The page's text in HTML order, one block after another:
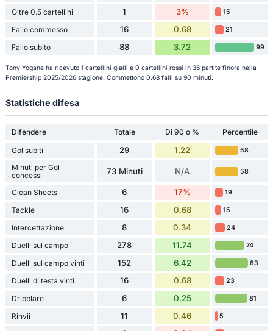
Oltre 0.5 cartellini 1 3% 15
Fallo commesso 16 0.68 21
Fallo subito 88 3.72 99
Tony Yogane ha ricevuto 1 cartellini gialli e 0 cartellini rossi in 36 partite finora nella
Premiership 2025/2026 stagione. Commettono 0.68 falli su 90 minuti.
Statistiche difesa
Difendere Totale Di 90 o %
Percentile
Gol subiti
29 1.22 58
Minuti per Gol
concessi
73 Minuti N/A 58
Clean Sheets 6 17% 19
Tackle 16 0.68 15
Intercettazione 8 0.34 24
Duelli sul campo 278 11.74 74
Duelli sul campo vinti 152 6.42 83
Duelli di testa vinti 16 0.68 23
Dribblare 6 0.25 81
Rinvii 11 0.46 5